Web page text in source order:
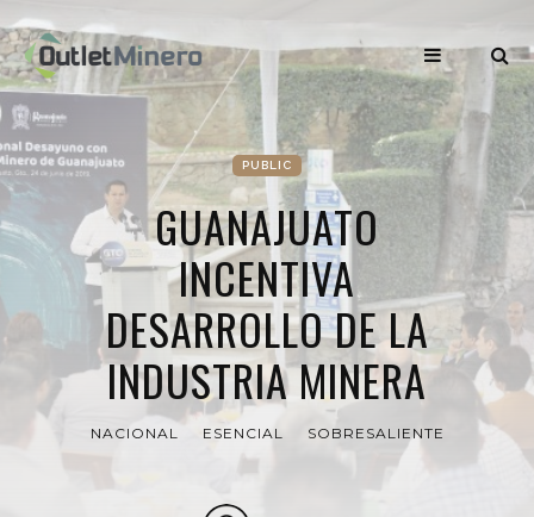
PUBLIC
GUANAJUATO
INCENTIVA
DESARROLLO DE LA
INDUSTRIA MINERA
NACIONAL ESENCIAL SOBRESALIENTE